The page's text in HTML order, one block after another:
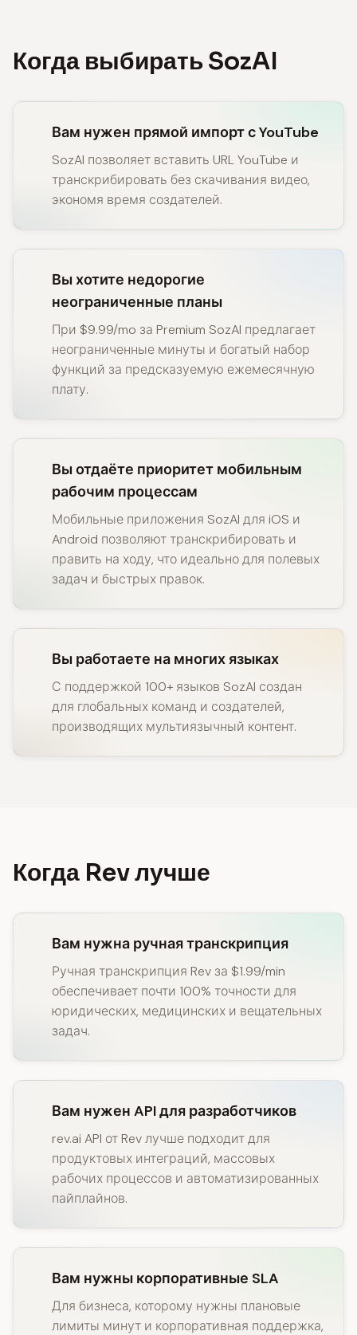
Когда выбирать SozAI
Вам нужен прямой импорт с YouTube
SozAI позволяет вставить URL YouTube и
транскрибировать без скачивания видео,
экономя время создателей.
Вы хотите недорогие
неограниченные планы
При $9.99/mo за Premium SozAI предлагает
неограниченные минуты и богатый набор
функций за предсказуемую ежемесячную
плату.
Вы отдаёте приоритет мобильным
рабочим процессам
Мобильные приложения SozAI для iOS и
Android позволяют транскрибировать и
править на ходу, что идеально для полевых
задач и быстрых правок.
Вы работаете на многих языках
С поддержкой 100+ языков SozAI создан
для глобальных команд и создателей,
производящих мультиязычный контент.
Когда Rev лучше
Вам нужна ручная транскрипция
Ручная транскрипция Rev за $1.99/min
обеспечивает почти 100% точности для
юридических, медицинских и вещательных
задач.
Вам нужен API для разработчиков
rev.ai API от Rev лучше подходит для
продуктовых интеграций, массовых
рабочих процессов и автоматизированных
пайплайнов.
Вам нужны корпоративные SLA
Для бизнеса, которому нужны плановые
лимиты минут и корпоративная поддержка,